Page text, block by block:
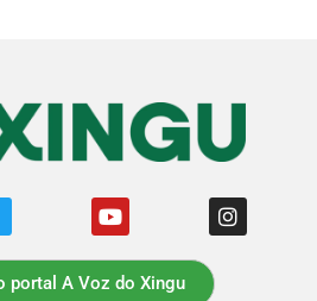
portal A Voz do Xingu